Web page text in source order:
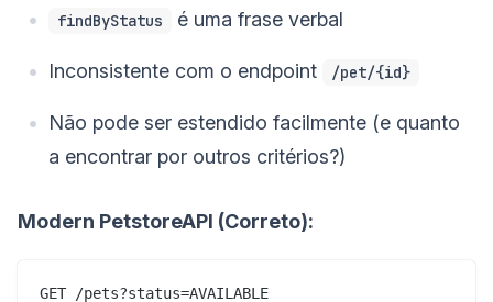
findByStatus é uma frase verbal
Inconsistente com o endpoint /pet/{id}
Não pode ser estendido facilmente (e quanto
a encontrar por outros critérios?)
Modern PetstoreAPI (Correto):